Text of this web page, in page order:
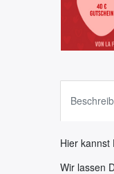
Hier kannst
Wir lassen